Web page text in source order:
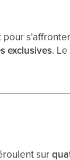
pour
exclusives.
sur